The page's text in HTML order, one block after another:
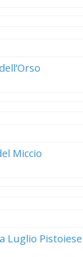
Miccio
Luglio Pistoiese